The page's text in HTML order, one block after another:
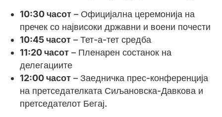
10:30 часот – Официјална церемонија на
пречек со највисоки државни и воени почести
10:45 часот – Тет-а-тет средба
11:20часот – Пленарен состанок на
делегациите
12:00часот – Заедничка прес-конференција
на претседателката Сиљановска-Давкова и
претседателот Бегај.